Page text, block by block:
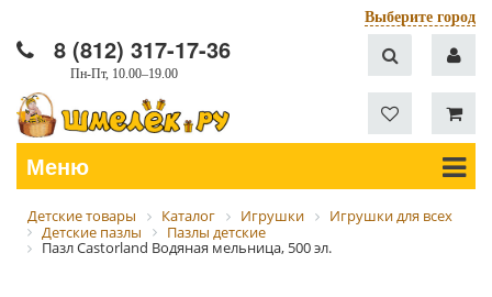
Выберите город
8 (812) 317-17-36
Пн-Пт, 10.00–19.00
Меню
Детские товары Каталог Игрушки
Игрушки для всех
Детские пазлы
Пазлы детские
Пазл Castorland Водяная мельница, 500 эл.